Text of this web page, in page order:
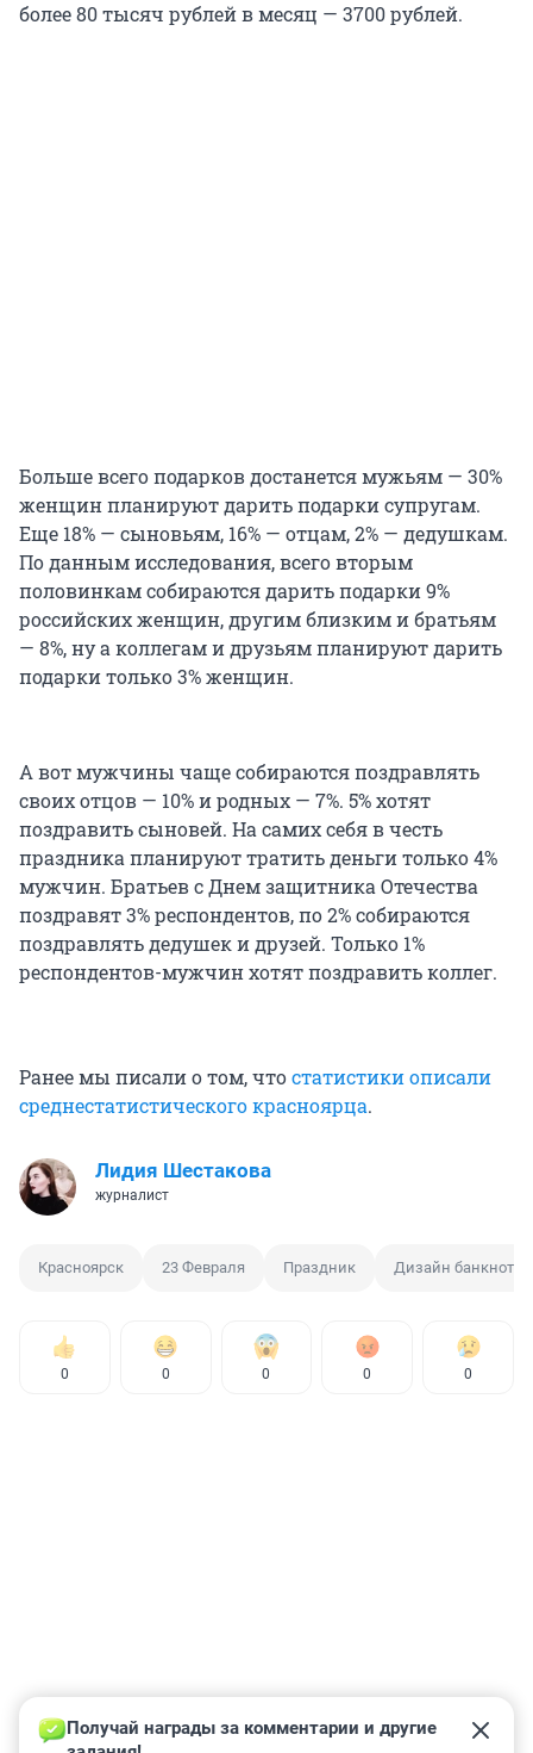
более 80 тысяч рублей в месяц — 3700 рублей.
Больше всего подарков достанется мужьям — 30%
женщин планируют дарить подарки супругам.
Еще 18% — сыновьям, 16% — отцам, 2% — дедушкам.
По данным исследования, всего вторым
половинкам собираются дарить подарки 9%
российских женщин, другим близким и братьям
— 8%, ну а коллегам и друзьям планируют дарить
подарки только 3% женщин.
А вот мужчины чаще собираются поздравлять
своих отцов — 10% и родных — 7%. 5% хотят
поздравить сыновей. На самих себя в честь
праздника планируют тратить деньги только 4%
мужчин. Братьев с Днем защитника Отечества
поздравят 3% респондентов, по 2% собираются
поздравлять дедушек и друзей. Только 1%
респондентов-мужчин хотят поздравить коллег.
Ранее мы писали о том, чтостатистики описали
среднестатистического красноярца.
Лидия Шестакова
журналист
Красноярск 23 Февраля Праздник Дизайн банкнот
0 0 0 0 0
Получай награды за комментарии и другие